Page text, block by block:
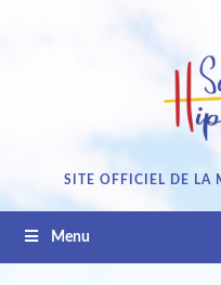
SITE OFFICIEL DE LA
Menu